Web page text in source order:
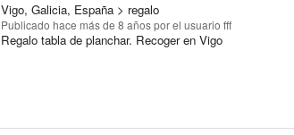
Vigo, Galicia, España > regalo
Publicado hace más de 8 añospor el usuario fff
Regalo tabla de planchar. Recoger en Vigo